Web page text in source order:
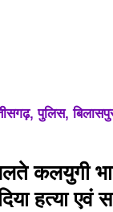
,पुलिस,
कलयुगी
हत्या एवं